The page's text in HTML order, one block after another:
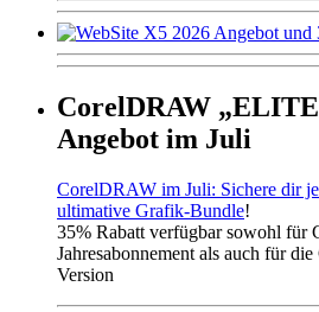
CorelDRAW
Angebot im Juli
CorelDRAW im Juli: Sichere dir
ultimative Grafik-Bundle!
35% Rabatt verfügbar sowohl für
Jahresabonnement als auch für
Version